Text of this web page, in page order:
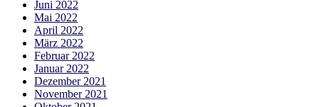
Juni 2022
Mai 2022
April 2022
März 2022
Februar 2022
Januar 2022
Dezember 2021
November 2021